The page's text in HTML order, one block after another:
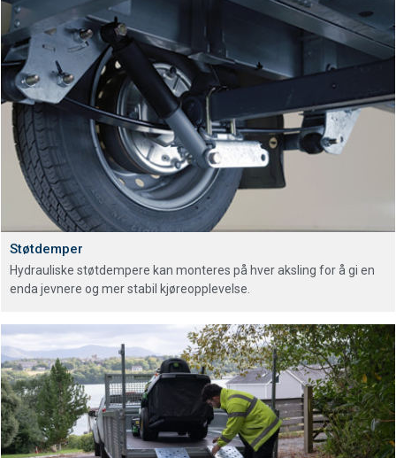
Støtdemper
Hydrauliske støtdempere kan monteres på hver aksling for å gi en
enda jevnere og mer stabil kjøreopplevelse.